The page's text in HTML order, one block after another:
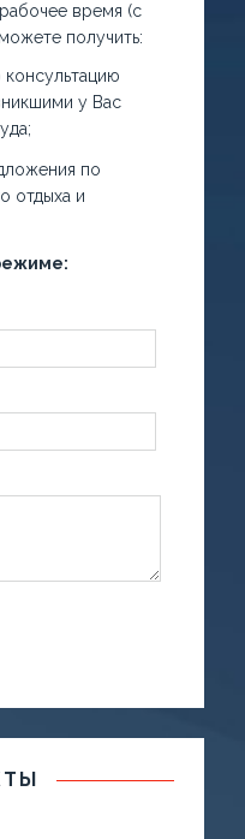
время (с
получить:
у Вас
по
отдыха и